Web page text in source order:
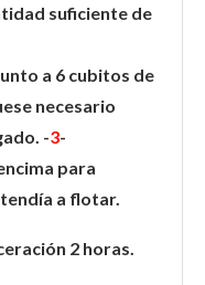
suficiente de
a 6 cubitos de
necesario
-3-
para
a flotar.
2 horas.